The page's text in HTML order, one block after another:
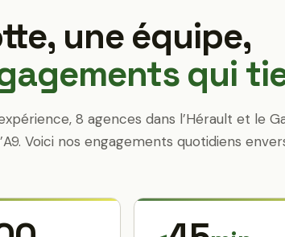
une équipe,
qui
8 agences dans l’Hérault et le
Voici nos engagements quotidiens